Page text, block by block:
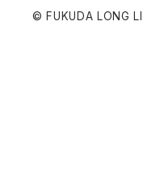
© FUKUDA LONG